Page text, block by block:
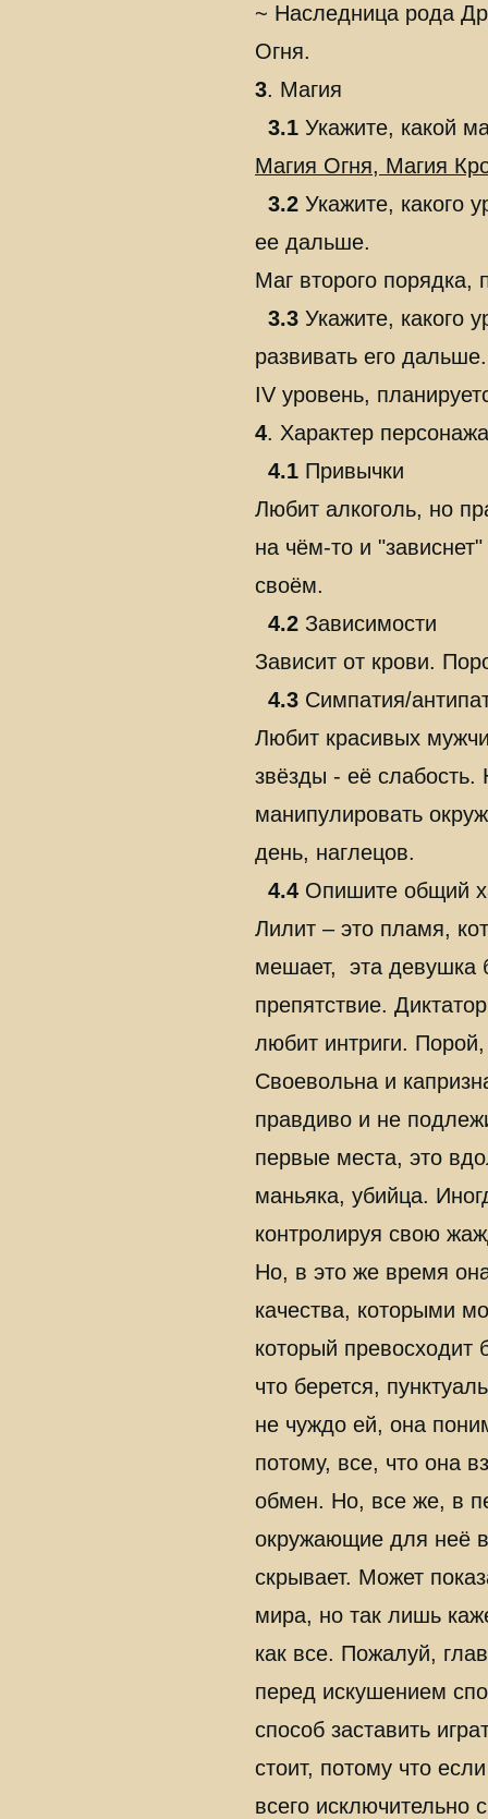
~ Наследница рода
Огня.
3. Магия
3.1 Укажите, какой
Магия Огня, Магия
3.2 Укажите, какого
ее дальше.
Маг второго порядка,
3.3 Укажите, какого
развивать его дальше.
IV уровень,
4. Характер
4.1 Привычки
Любит алкоголь, но
на чём-то и
своём.
4.2 Зависимости
Зависит от крови.
4.3 Симпатия/
Любит красивых
звёзды - её
манипулировать
день, наглецов.
4.4 Опишите общий
Лилит – это пламя,
мешает, эта девушка
препятствие.
любит интриги.
Своевольна и
правдиво и не
первые места, это
маньяка, убийца.
контролируя свою
Но, в это же время
качества, которыми
который превосходит
что берется,
не чуждо ей, она
потому, все, что она
обмен. Но, все же, в
окружающие для неё
скрывает. Может
мира, но так лишь
как все. Пожалуй,
перед искушением
способ заставить
стоит, потому что
всего исключительно